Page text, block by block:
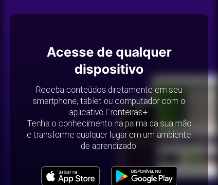
Acesse de qualquer
dispositivo
Receba conteúdos diretamente em seu
smartphone, tablet ou computador com o
aplicativo Fronteiras+.
Tenha o conhecimento na palma da sua mão
e transforme qualquer lugar em um ambiente
de aprendizado.